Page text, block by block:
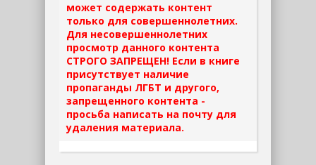
может содержать контент
только для совершеннолетних.
Для несовершеннолетних
просмотр данного контента
СТРОГО ЗАПРЕЩЕН! Если в книге
присутствует наличие
пропаганды ЛГБТ и другого,
запрещенного контента -
просьба написать на почту для
удаления материала.